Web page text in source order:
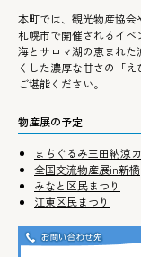
本町では、観光物産協会
札幌市で開催されるイ
海とサロマ湖の恵まれ
くした濃厚な甘さの「
ご堪能ください。
物産展の予定
まちぐるみ三田納涼
全国交流物産展in新橋
みなと区民まつり
江東区民まつり